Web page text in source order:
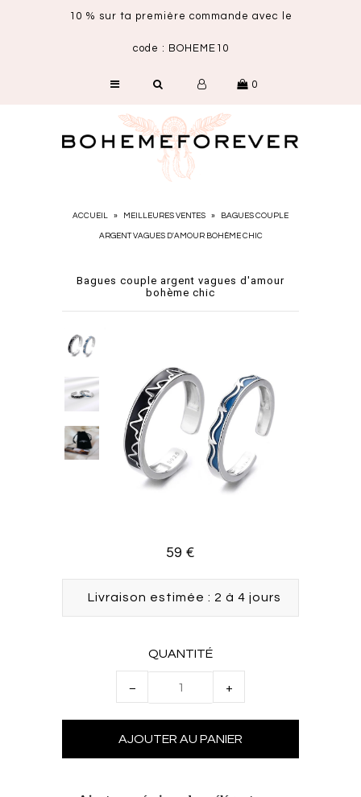
10 % sur ta première commande avec le
code : BOHEME10
0
ACCUEIL » MEILLEURES VENTES » BAGUES COUPLE
ARGENT VAGUES D'AMOUR BOHÈME CHIC
Bagues couple argent vagues d'amour
bohème chic
59 €
Livraison estimée : 2 à 4 jours
QUANTITÉ
− +
CARTE CADEAU